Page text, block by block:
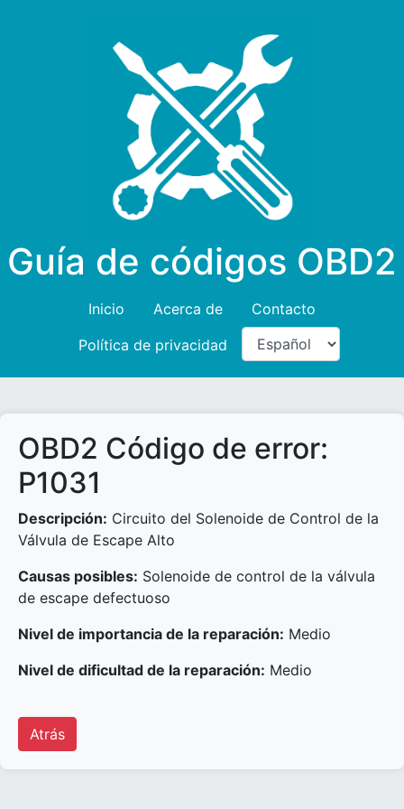
Guía de códigos OBD2
Inicio Acerca de
Contacto
Política de privacidad
OBD2 Código de error:
P1031
Descripción: Circuito del Solenoide de Control de la
Válvula de Escape Alto
Causas posibles: Solenoide de control de la válvula
de escape defectuoso
Nivel de importancia de la reparación: Medio
Nivel de dificultad de la reparación: Medio
Atrás